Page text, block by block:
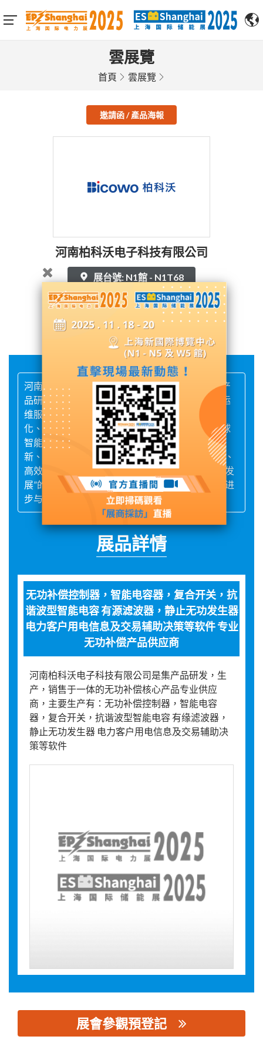
雲展覽
首頁 雲展覽
邀請函 / 產品海報
河南柏科沃电子科技有限公司
展台號: N1館 - N1T68
聯繫供應商
河南柏科沃电子科技有限公司位于新乡市无功偿产
品研发的集中地，是一家集研发、生产、销售、运
维服务为一体的创新型高科技企业，领先把数字
化、网络化技术引入到电能质量测控领域，为全球
智能电网产品的发展提供动能。公司秉持“执着创
新、增值用户”的理念研发创造，为用户提供安全、
高效、优质的解决方案。用“产业保研发，研发促发
展”的良性循环带动行业经济的增长和配套产业的进
步与发展。
展品詳情
无功补偿控制器，智能电容器，复合开关，抗
谐波型智能电容 有源滤波器，静止无功发生器
电力客户用电信息及交易辅助决策等软件 专业
无功补偿产品供应商
河南柏科沃电子科技有限公司是集产品研发，生
产，销售于一体的无功补偿核心产品专业供应
商，主要生产有：无功补偿控制器，智能电容
器，复合开关，抗谐波型智能电容 有缘滤波器，
静止无功发生器 电力客户用电信息及交易辅助决
策等软件
展會參觀預登記